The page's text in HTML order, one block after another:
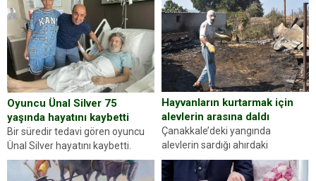
gördüğünüz kadın figürlerinden
dikkatinizi en...
durdurdukları bir otomobilin
sürücüsünden ehliyet ve ruhsat
sorup belgelerini istedi. Sürücü
Abdurrahman Ö.nün verdiği
evraklarda eksik olduğunu...
Oyuncu Ünal Silver 75
yaşında hayatını kaybetti
Bir süredir tedavi gören oyuncu
Ünal Silver hayatını kaybetti.
Haberi, oyuncunun menajerlik
ajansı duyurdu. Renda Güner,
Hayvanların kurtarmak için
alevlerin arasına daldı
Çanakkale’deki yangında
alevlerin sardığı ahırdaki
hayvanlarını kurtarmak isteyen
Zeki Demir (66) ölümden döndü.